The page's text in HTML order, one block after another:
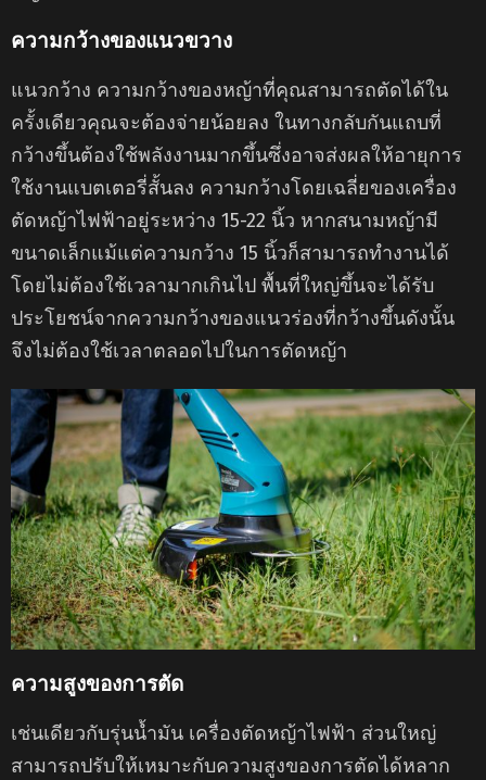
ความกว้างของแนวขวาง
แนวกว้าง ความกว้างของหญ้าที่คุณสามารถตัดได้ใน
ครั้งเดียวคุณจะต้องจ่ายน้อยลง ในทางกลับกันแถบที่
กว้างขึ้นต้องใช้พลังงานมากขึ้นซึ่งอาจส่งผลให้อายุการ
ใช้งานแบตเตอรี่สั้นลง ความกว้างโดยเฉลี่ยของเครื่อง
ตัดหญ้าไฟฟ้าอยู่ระหว่าง 15-22 นิ้ว หากสนามหญ้ามี
ขนาดเล็กแม้แต่ความกว้าง 15 นิ้วก็สามารถทำงานได้
โดยไม่ต้องใช้เวลามากเกินไป พื้นที่ใหญ่ขึ้นจะได้รับ
ประโยชน์จากความกว้างของแนวร่องที่กว้างขึ้นดังนั้น
จึงไม่ต้องใช้เวลาตลอดไปในการตัดหญ้า
ความสูงของการตัด
เช่นเดียวกับรุ่นน้ำมัน เครื่องตัดหญ้าไฟฟ้า ส่วนใหญ่
สามารถปรับให้เหมาะกับความสูงของการตัดได้หลาก